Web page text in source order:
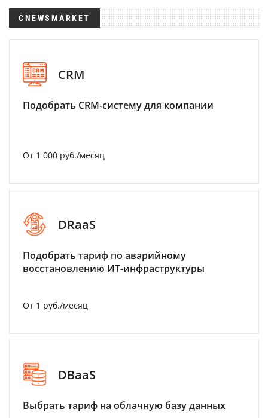
CNEWSMARKET
CRM
Подобрать CRM-систему для компании
От 1 000 руб./месяц
DRaaS
Подобрать тариф по аварийному
восстановлению ИТ-инфраструктуры
От 1 руб./месяц
DBaaS
Выбрать тариф на облачную базу данных